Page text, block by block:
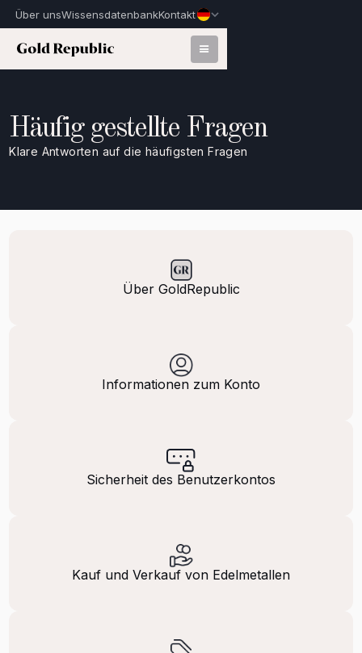
Über unsWissensdatenbankKontakt
Häufig gestellte Fragen
Klare Antworten auf die häufigsten Fragen
Über GoldRepublic
Informationen zum Konto
Sicherheit des Benutzerkontos
Kauf und Verkauf von Edelmetallen